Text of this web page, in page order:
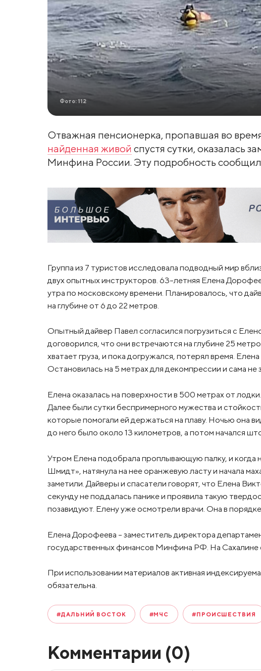
Фото: 112
Отважная пенсионерка, пропавшая во
найденная живой спустя сутки, оказалась
Минфина России. Эту подробность сообщил
Группа из 7 туристов исследовала подводный мир
двух опытных инструкторов. 63-летняя Елена
утра по московскому времени. Планировалось, что
на глубине от 6 до 22 метров.
Опытный дайвер Павел согласился погрузиться с
договорился, что они встречаются на глубине 25
хватает груза, и пока догружался, потерял время.
Остановилась на 5 метрах для декомпрессии и сама не
Елена оказалась на поверхности в 500 метрах от
Далее были сутки беспримерного мужества и
которые помогали ей держаться на плаву. Ночью она
до него было около 13 километров, а потом начался
Утром Елена подобрала проплывающую палку, и когда
Шмидт», натянула на нее оранжевую ласту и начала
заметили. Дайверы и спасатели говорят, что Елена
секунду не поддалась панике и проявила такую
позавидуют. Елену уже осмотрели врачи. Она в
Елена Дорофеева – заместитель директора
государственных финансов Минфина РФ. На Сахалине
При использовании материалов активная
обязательна.
#ДАЛЬНИЙ ВОСТОК #МЧС #ПРОИСШЕСТВИЯ
Комментарии (0)